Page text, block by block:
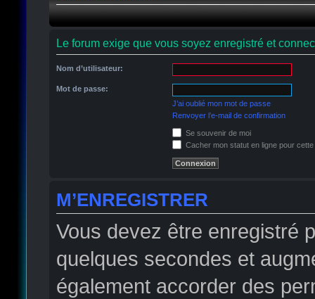
Le forum exige que vous soyez enregistré et
Nom d’utilisateur:
Mot de passe:
J’ai oublié mon mot de passe
Renvoyer l’e-mail de confirmation
Se souvenir de moi
Cacher mon statut en ligne pour
M’ENREGISTRER
Vous devez être enregistré
quelques secondes et
également accorder des